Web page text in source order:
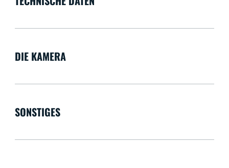
DIE KAMERA
SONSTIGES